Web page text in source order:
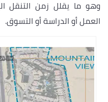
وهو ما يقلل زمن التنقل
العمل أو الدراسة أو التسوق.